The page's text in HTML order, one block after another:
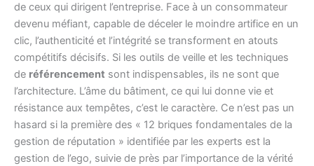
de ceux qui dirigent l’entreprise. Face à un consommateur
devenu méfiant, capable de déceler le moindre artifice en un
clic, l’authenticité et l’intégrité se transforment en atouts
compétitifs décisifs. Si les outils de veille et les techniques
de référencement sont indispensables, ils ne sont que
l’architecture. L’âme du bâtiment, ce qui lui donne vie et
résistance aux tempêtes, c’est le caractère. Ce n’est pas un
hasard si la première des « 12 briques fondamentales de la
gestion de réputation » identifiée par les experts est la
gestion de l’ego, suivie de près par l’importance de la vérité